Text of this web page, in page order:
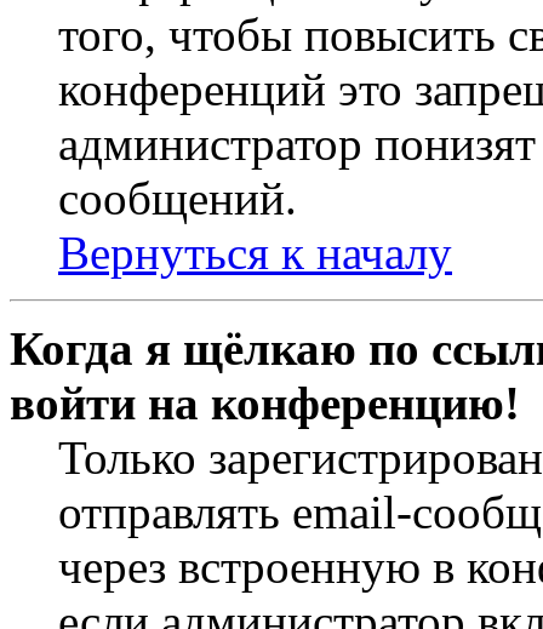
того, чтобы повысить
конференций это
администратор
сообщений.
Вернуться к началу
Когда я щёлкаю по
войти на конференцию!
Только
отправлять email-
через встроенную в